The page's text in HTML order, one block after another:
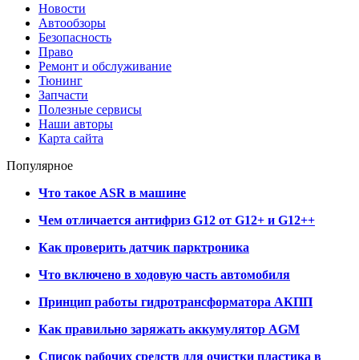
Новости
Автообзоры
Безопасность
Право
Ремонт и обслуживание
Тюнинг
Запчасти
Полезные сервисы
Наши авторы
Карта сайта
Популярное
Что такое ASR в машине
Чем отличается антифриз G12 от G12+ и G12++
Как проверить датчик парктроника
Что включено в ходовую часть автомобиля
Принцип работы гидротрансформатора АКПП
Как правильно заряжать аккумулятор AGM
Список рабочих средств для очистки пластика в